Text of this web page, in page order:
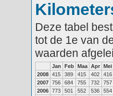
Deze tabel
tot de 1e van
waarden
Jan Feb Maa Apr Mei
2008 415 389 415 402 416
2007 756 684 755 732 757
2006 773 501 552 536 554